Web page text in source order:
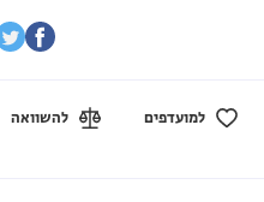
למועדפים להשוואה